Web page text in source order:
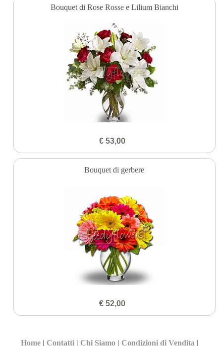
Bouquet di Rose Rosse e Lilium Bianchi
€ 53,00
Bouquet di gerbere
€ 52,00
Home | Contatti | Chi Siamo | Condizioni di Vendita |